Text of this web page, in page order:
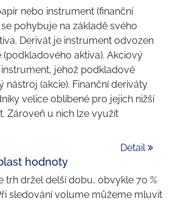
nebo instrument (finanční
pohybuje na základě svého
Derivát je instrument odvozen
aktiva). Akciový
jehož podkladové
nástroj (akcie). Finanční deriváty
velice oblíbené pro jejich nižší
Zároveň u nich lze využít
Detail
hodnoty
trh držel delší dobu, obvykle 70 %
sledování volume můžeme mluvit